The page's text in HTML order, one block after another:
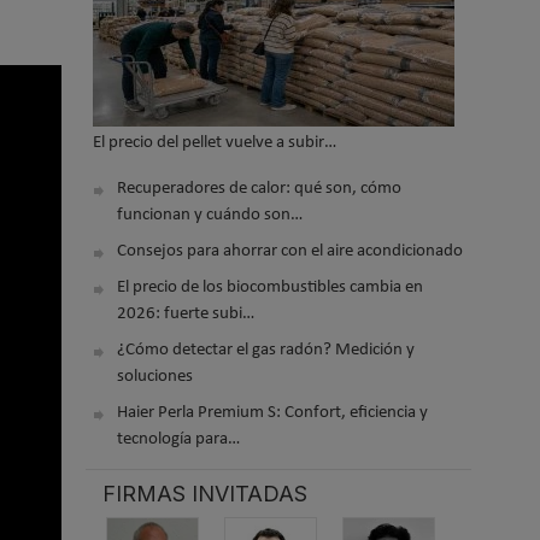
El precio del pellet vuelve a subir…
Recuperadores de calor: qué son, cómo
funcionan y cuándo son…
Consejos para ahorrar con el aire acondicionado
El precio de los biocombustibles cambia en
2026: fuerte subi…
¿Cómo detectar el gas radón? Medición y
soluciones
Haier Perla Premium S: Confort, eficiencia y
tecnología para…
FIRMAS INVITADAS